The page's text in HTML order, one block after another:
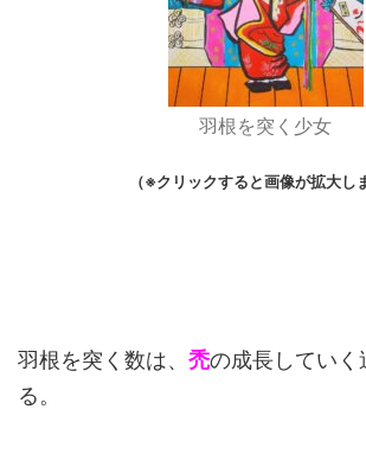
羽根を突く少女
（※クリックすると画像が拡大し
羽根を突く数は、 禿の成長していく
る。